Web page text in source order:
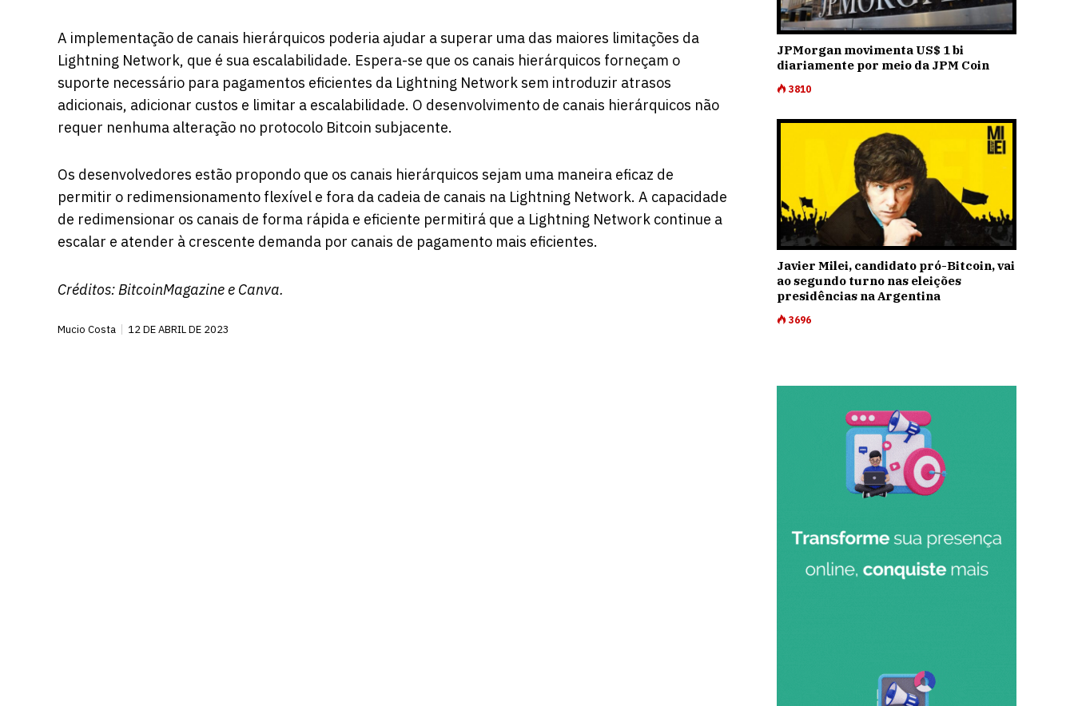
A implementação de canais hierárquicos poderia ajudar a superar uma das maiores limitações da
Lightning Network, que é sua escalabilidade. Espera-se que os canais hierárquicos forneçam o
suporte necessário para pagamentos eficientes da Lightning Network sem introduzir atrasos
adicionais, adicionar custos e limitar a escalabilidade. O desenvolvimento de canais hierárquicos não
requer nenhuma alteração no protocolo Bitcoin subjacente.
Os desenvolvedores estão propondo que os canais hierárquicos sejam uma maneira eficaz de
permitir o redimensionamento flexível e fora da cadeia de canais na Lightning Network. A capacidade
de redimensionar os canais de forma rápida e eficiente permitirá que a Lightning Network continue a
escalar e atender à crescente demanda por canais de pagamento mais eficientes.
Créditos: BitcoinMagazinee Canva.
Mucio Costa 12 DE ABRIL DE 2023
JPMorgan movimenta US$ 1 bi
diariamente por meio da JPM Coin
3810
Javier Milei, candidato pró-Bitcoin, vai
ao segundo turno nas eleições
presidências na Argentina
3696